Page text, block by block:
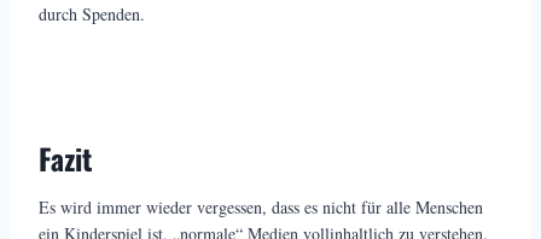
durch Spenden.
Fazit
Es wird immer wieder vergessen, dass es nicht für alle Menschen
ein Kinderspiel ist, „normale“ Medien vollinhaltlich zu verstehen.